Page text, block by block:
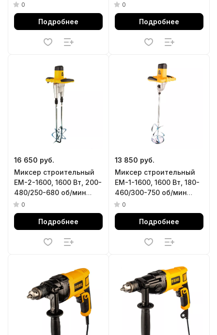
0
Подробнее
0
Подробнее
16 650 руб.
Миксер строительный
EM-2-1600, 1600 Вт, 200-
480/250-680 об/мин
Denzel
0
Подробнее
13 850 руб.
Миксер строительный
EM-1-1600, 1600 Вт, 180-
460/300-750 об/мин
Denzel
0
Подробнее